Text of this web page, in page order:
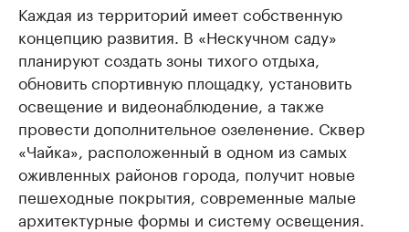
Каждая из территорий имеет собственную
концепцию развития. В «Нескучном саду»
планируют создать зоны тихого отдыха,
обновить спортивную площадку, установить
освещение и видеонаблюдение, а также
провести дополнительное озеленение. Сквер
«Чайка», расположенный в одном из самых
оживленных районов города, получит новые
пешеходные покрытия, современные малые
архитектурные формы и систему освещения.